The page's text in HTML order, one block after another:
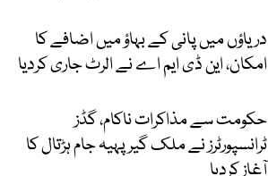
دریاؤں میں پانی کے بہاؤ میں اضافے کا
امکان، این ڈی ایم اے نے الرٹ جاری کردیا
حکومت سے مذاکرات ناکام، گڈز
ٹرانسپورٹرز نے ملک گیر پہیہ جام ہڑتال کا